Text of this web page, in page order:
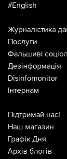
#English
Журналістика
Послуги
Фальшиві
Дезінформація
Disinfomonitor
Інтернам
Підтримай нас!
Наш магазин
Графік Дня
Архів блогів